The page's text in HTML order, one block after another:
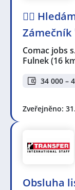
🕵️‍♂️
Zámečník
Comac jobs
Fulnek(16
34 000 –
Zveřejněno:
Obsluha